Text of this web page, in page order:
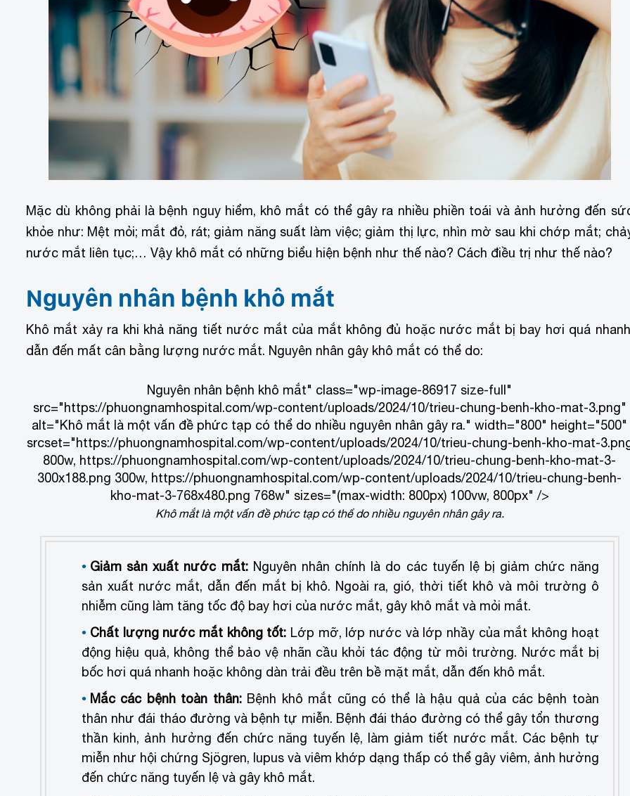
Mặc dù không phải là bệnh nguy hiểm, khô mắt có thể gây ra nhiều phiền toái và ảnh hưởng đến
khỏe như: Mệt mỏi; mắt đỏ, rát; giảm năng suất làm việc; giảm thị lực, nhìn mờ sau khi chớp mắt;
nước mắt liên tục;… Vậy khô mắt có những biểu hiện bệnh như thế nào? Cách điều trị như thế nào?
Nguyên nhân bệnh khô mắt
Khô mắt xảy ra khi khả năng tiết nước mắt của mắt không đủ hoặc nước mắt bị bay hơi quá
dẫn đến mất cân bằng lượng nước mắt. Nguyên nhân gây khô mắt có thể do:
Nguyên nhân bệnh khô mắt" class="wp-image-86917 size-full"
src="https://phuongnamhospital.com/wp-content/uploads/2024/10/trieu-chung-benh-kho-mat-3.png"
alt="Khô mắt là một vấn đề phức tạp có thể do nhiều nguyên nhân gây ra." width="800" height="500"
srcset="https://phuongnamhospital.com/wp-content/uploads/2024/10/trieu-chung-benh-kho-mat-
800w, https://phuongnamhospital.com/wp-content/uploads/2024/10/trieu-chung-benh-kho-mat-3-
300x188.png 300w, https://phuongnamhospital.com/wp-content/uploads/2024/10/trieu-chung-benh-
kho-mat-3-768x480.png 768w" sizes="(max-width: 800px) 100vw, 800px" />
Khô mắt là một vấn đề phức tạp có thể do nhiều nguyên nhân gây ra.
Giảm sản xuất nước mắt:Nguyên nhân chính là do các tuyến lệ bị giảm chức năng
sản xuất nước mắt, dẫn đến mắt bị khô. Ngoài ra, gió, thời tiết khô và môi trường ô
nhiễm cũng làm tăng tốc độ bay hơi của nước mắt, gây khô mắt và mỏi mắt.
Chất lượng nước mắt không tốt: Lớp mỡ, lớp nước và lớp nhầy của mắt không hoạt
động hiệu quả, không thể bảo vệ nhãn cầu khỏi tác động từ môi trường. Nước mắt bị
bốc hơi quá nhanh hoặc không dàn trải đều trên bề mặt mắt, dẫn đến khô mắt.
Mắc các bệnh toàn thân: Bệnh khô mắt cũng có thể là hậu quả của các bệnh toàn
thân như đái tháo đường và bệnh tự miễn. Bệnh đái tháo đường có thể gây tổn thương
thần kinh, ảnh hưởng đến chức năng tuyến lệ, làm giảm tiết nước mắt. Các bệnh tự
miễn như hội chứng Sjögren, lupus và viêm khớp dạng thấp có thể gây viêm, ảnh hưởng
đến chức năng tuyến lệ và gây khô mắt.